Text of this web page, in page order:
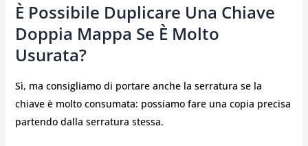
È Possibile Duplicare Una Chiave
Doppia Mappa Se È Molto
Usurata?
Sì, ma consigliamo di portare anche la serratura se la
chiave è molto consumata: possiamo fare una copia precisa
partendo dalla serratura stessa.